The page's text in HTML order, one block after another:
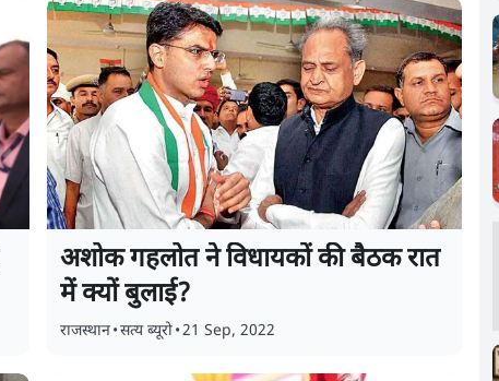
अशोक गहलोत ने विधायकों की बैठक रात
में क्यों बुलाई?
राजस्थान•सत्य ब्यूरो•21 Sep, 2022